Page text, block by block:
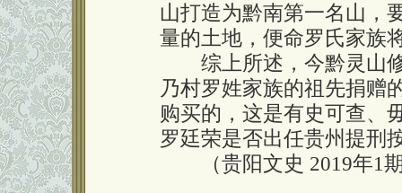
山打造为黔南第一名山，
量的土地，便命罗氏家族
综上所述，今黔灵山修
乃村罗姓家族的祖先捐赠
购买的，这是有史可查、
罗廷荣是否出任贵州提刑
（贵阳文史 2019年1